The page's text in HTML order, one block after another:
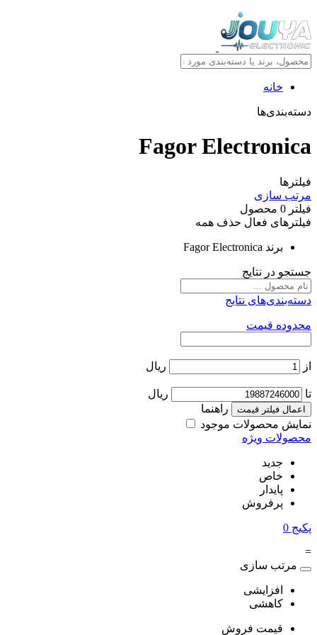
خانه
دسته‌بندی‌ها
Fagor Electronica
فیلترها
مرتب سازی
فیلتر 0 محصول
فیلترهای فعال حذف همه
برند Fagor Electronica
جستجو در نتایج
دسته‌بندی‌های نتایج
محدوده قیمت
از ریال
تا ریال
اعمال فیلتر قیمت
راهنما
نمایش محصولات موجود
محصولات ویژه
جدید
خاص
پایدار
پرفروش
پکیج 0
=
مرتب سازی
افزایشی
کاهشی
قیمت فروش